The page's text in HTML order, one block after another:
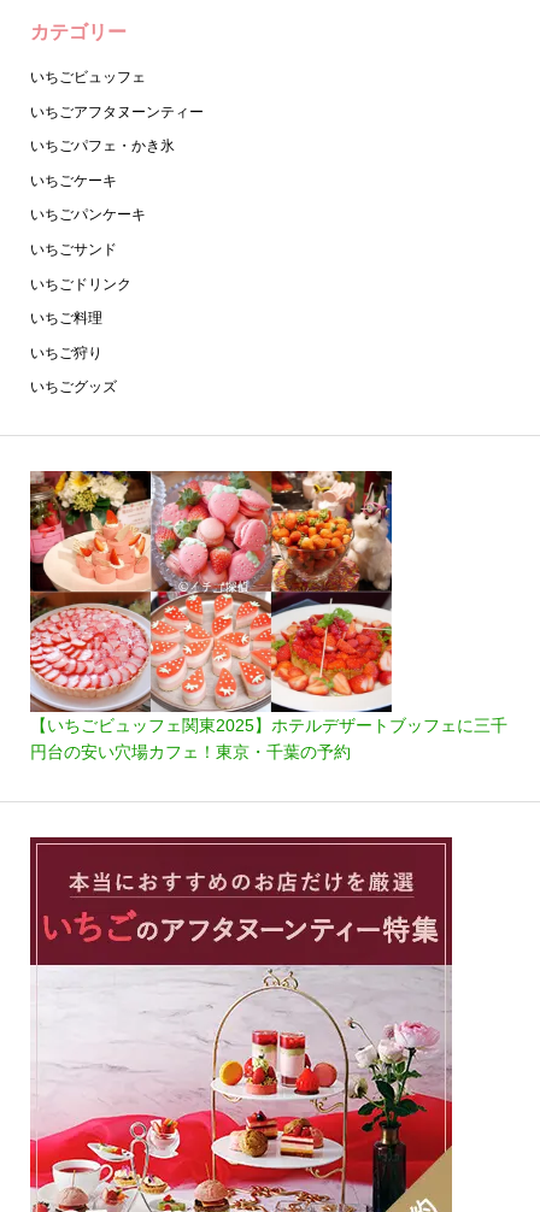
カテゴリー
いちごビュッフェ
いちごアフタヌーンティー
いちごパフェ・かき氷
いちごケーキ
いちごパンケーキ
いちごサンド
いちごドリンク
いちご料理
いちご狩り
いちごグッズ
【いちごビュッフェ関東2025】ホテルデザートブッフェに三千
円台の安い穴場カフェ！東京・千葉の予約